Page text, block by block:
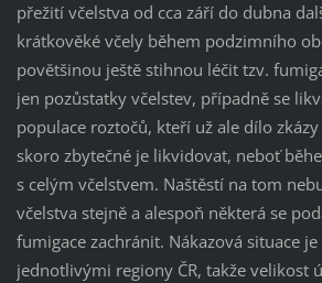
přežití včelstva od cca září do dubna
krátkověké včely během podzimního
povětšinou ještě stihnou léčit tzv.
jen pozůstatky včelstev, případně se
populace roztočů, kteří už ale dílo
skoro zbytečné je likvidovat, neboť
s celým včelstvem. Naštěstí na tom
včelstva stejně a alespoň některá se
fumigace zachránit. Nákazová situace
jednotlivými regiony ČR, takže velikost